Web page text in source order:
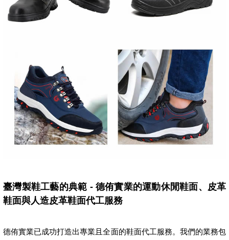
臺灣製鞋工藝的典範 - 德侑實業的運動休閒鞋面、皮革
鞋面與人造皮革鞋面代工服務
德侑實業已成功打造出專業且全面的鞋面代工服務。我們的業務包